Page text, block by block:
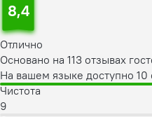
8,4
Отлично
Основано на 113 отзывах
На вашем языке доступно 10
Чистота
9